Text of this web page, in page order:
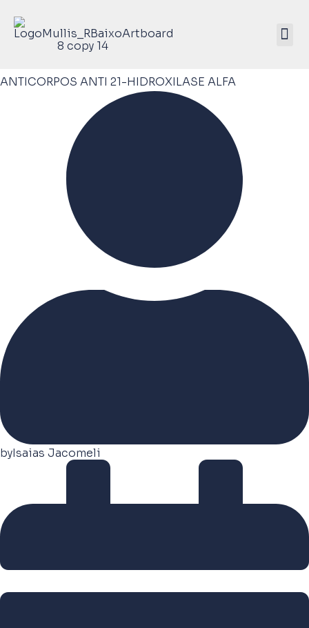
ANTICORPOS ANTI 21-HIDROXILASE ALFA
byIsaias Jacomeli